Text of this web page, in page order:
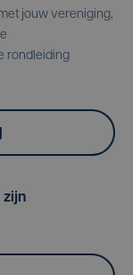
jouw vereniging,
rondleiding
zijn